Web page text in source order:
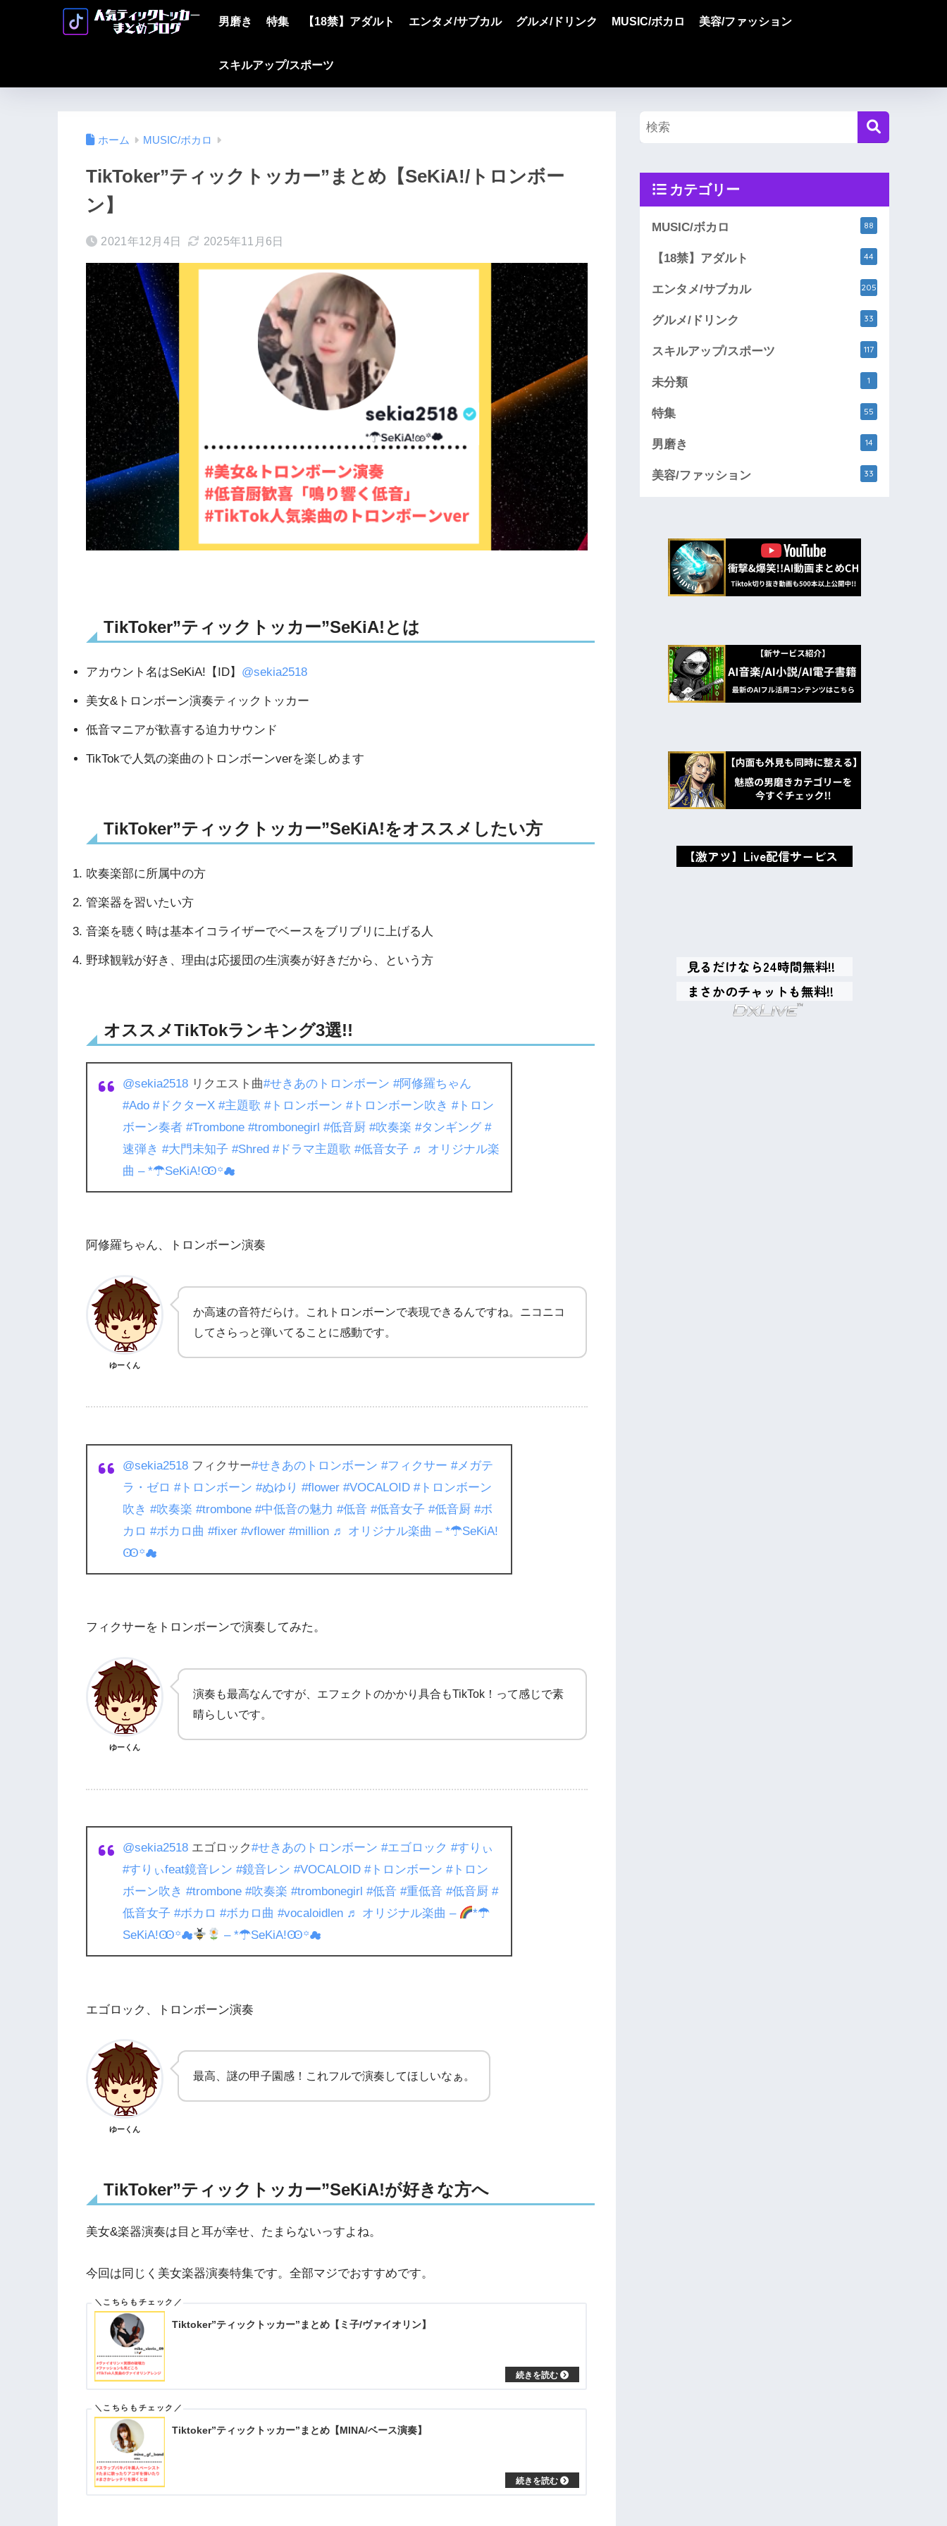
男磨き 特集 【18禁】アダルト エンタメ/サブカル グルメ/ドリンク MUSIC/ボカロ 美容/ファッション
スキルアップ/スポーツ
ホーム MUSIC/ボカロ
TikToker”ティックトッカー”まとめ【SeKiA!/トロンボー
ン】
2021年12月4日 2025年11月6日
TikToker”ティックトッカー”SeKiA!とは
アカウント名はSeKiA!【ID】 @sekia2518
美女&トロンボーン演奏ティックトッカー
低音マニアが歓喜する迫力サウンド
TikTokで人気の楽曲のトロンボーンverを楽しめます
TikToker”ティックトッカー”SeKiA!をオススメしたい方
吹奏楽部に所属中の方
管楽器を習いたい方
音楽を聴く時は基本イコライザーでベースをブリブリに上げる人
野球観戦が好き、理由は応援団の生演奏が好きだから、という方
オススメTikTokランキング3選!!
@sekia2518 リクエスト曲#せきあのトロンボーン #阿修羅ちゃん
#Ado #ドクターX #主題歌 #トロンボーン #トロンボーン吹き #トロン
ボーン奏者 #Trombone #trombonegirl #低音厨 #吹奏楽 #タンギング #
速弾き #大門未知子 #Shred #ドラマ主題歌 #低音女子 ♬ オリジナル楽
曲 – *☂︎SeKiA!Ꙭ꙳☁︎
阿修羅ちゃん、トロンボーン演奏
ゆーくん
か高速の音符だらけ。これトロンボーンで表現できるんですね。ニコニコ
してさらっと弾いてることに感動です。
@sekia2518 フィクサー#せきあのトロンボーン #フィクサー #メガテ
ラ・ゼロ #トロンボーン #ぬゆり #flower #VOCALOID #トロンボーン
吹き #吹奏楽 #trombone #中低音の魅力 #低音 #低音女子 #低音厨 #ボ
カロ #ボカロ曲 #fixer #vflower #million ♬ オリジナル楽曲 – *☂︎SeKiA!
Ꙭ꙳☁︎
フィクサーをトロンボーンで演奏してみた。
ゆーくん
演奏も最高なんですが、エフェクトのかかり具合もTikTok！って感じで素
晴らしいです。
@sekia2518 エゴロック#せきあのトロンボーン #エゴロック #すりぃ
#すりぃfeat鏡音レン #鏡音レン #VOCALOID #トロンボーン #トロン
ボーン吹き #trombone #吹奏楽 #trombonegirl #低音 #重低音 #低音厨 #
低音女子 #ボカロ #ボカロ曲 #vocaloidlen ♬ オリジナル楽曲 –
*☂︎
SeKiA!Ꙭ꙳☁︎
– *☂︎SeKiA!Ꙭ꙳☁︎
エゴロック、トロンボーン演奏
ゆーくん
最高、謎の甲子園感！これフルで演奏してほしいなぁ。
TikToker”ティックトッカー”SeKiA!が好きな方へ
美女&楽器演奏は目と耳が幸せ、たまらないっすよね。
今回は同じく美女楽器演奏特集です。全部マジでおすすめです。
Tiktoker”ティックトッカー”まとめ【ミ子/ヴァイオリン】
Tiktoker”ティックトッカー”まとめ【MINA/ベース演奏】
カテゴリー
MUSIC/ボカロ 88
【18禁】アダルト 44
エンタメ/サブカル 205
グルメ/ドリンク 33
スキルアップ/スポーツ 117
未分類 1
特集 55
男磨き 14
美容/ファッション 33
oxMISAox
【激アツ】Live配信サービス
見るだけなら24時間無料!!
まさかのチャットも無料!!